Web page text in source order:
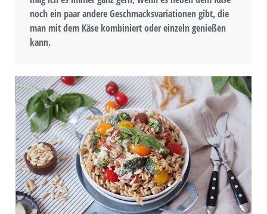
noch ein paar andere Geschmacksvariationen gibt, die
man mit dem Käse kombiniert oder einzeln genießen
kann.